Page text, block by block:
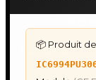
📦 Produit
DÉPANNAGE